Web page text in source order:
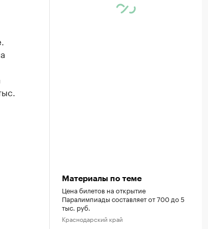
Материалы по теме
Цена билетов на открытие
Паралимпиады составляет от 700 до 5
тыс. руб.
Краснодарский край